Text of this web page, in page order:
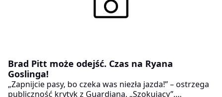
Brad Pitt może odejść. Czas na Ryana
Goslinga!
„Zapnijcie pasy, bo czeka was niezła jazda!” – ostrzega
publiczność krytyk z Guardiana. „Szokujący”,